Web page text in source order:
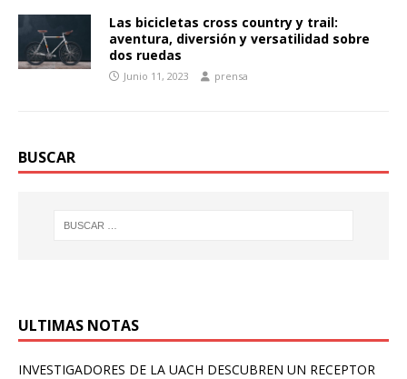
Las bicicletas cross country y trail:
aventura, diversión y versatilidad sobre
dos ruedas
Junio 11, 2023 prensa
BUSCAR
ULTIMAS NOTAS
INVESTIGADORES DE LA UACH DESCUBREN UN RECEPTOR